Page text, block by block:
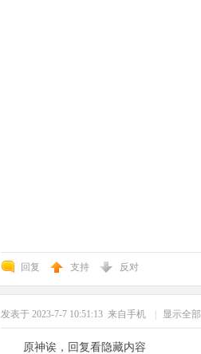
回复 支持 反对
发表于 2023-7-7 10:51:13 来自手机 显示全
原神诶，回复看隐藏内容